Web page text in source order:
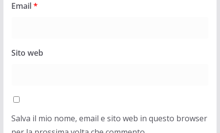
Email*
Sito web
Salva il mio nome, email e sito web in questo browser